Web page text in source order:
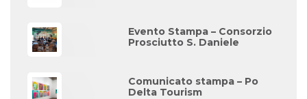
Evento Stampa – Consorzio
Prosciutto S. Daniele
Comunicato stampa – Po
Delta Tourism